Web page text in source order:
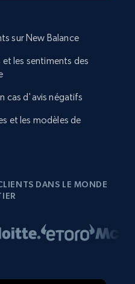
sur New Balance
et les sentiments des
cas d'avis négatifs
et les modèles de
DANS LE MONDE